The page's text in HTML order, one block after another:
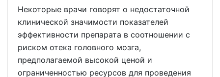
Некоторые врачи говорят о недостаточной
клинической значимости показателей
эффективности препарата в соотношении с
риском отека головного мозга,
предполагаемой высокой ценой и
ограниченностью ресурсов для проведения